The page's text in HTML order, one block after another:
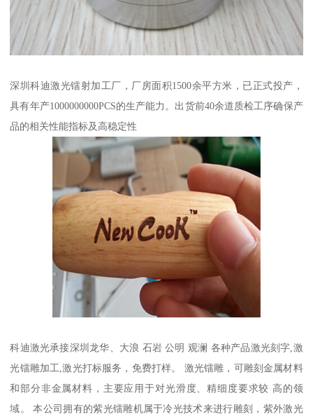
深圳科迪激光镭射加工厂，厂房面积1500余平方米，已正式投产，
具有年产1000000000PCS的生产能力。出货前40余道质检工序确保产
品的相关性能指标及高稳定性
科迪激光承接深圳龙华、大浪 石岩 公明 观澜 各种产品激光刻字,激
光镭雕加工,激光打标服务，免费打样。 激光镭雕，可雕刻金属材料
和部分非金属材料，主要应用于对光滑度、精细度要求较 高的领
域。 本公司拥有的紫光镭雕机属于冷光技术来进行雕刻，紫外激光